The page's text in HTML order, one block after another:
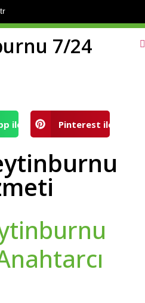
7/24
ile Pinterest ile